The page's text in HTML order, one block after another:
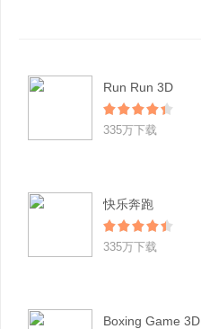
Run Run 3D
335万下载
快乐奔跑
335万下载
Boxing Game 3D